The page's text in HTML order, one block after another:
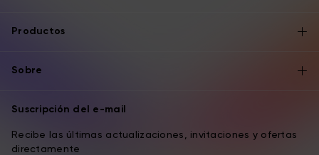
Productos
Sobre
Suscripción del e-mail
Recibe las últimas actualizaciones, invitaciones y ofertas
directamente